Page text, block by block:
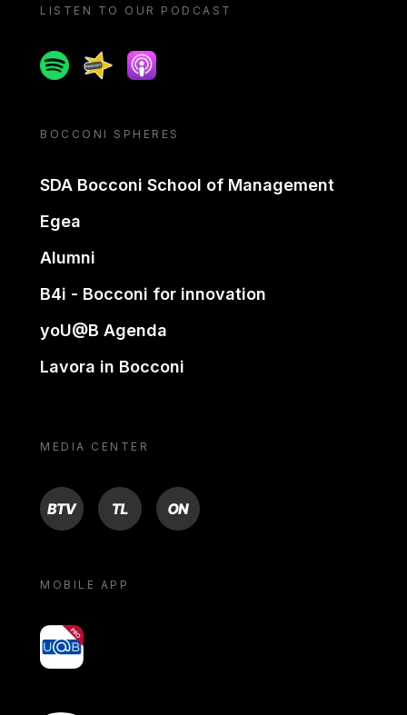
LISTEN TO OUR PODCAST
SpotifySpreakerApple podcast
BOCCONI SPHERES
SDA Bocconi School of Management
Egea
Alumni
B4i - Bocconi for innovation
yoU@B Agenda
Lavora in Bocconi
MEDIA CENTER
BTV TL ON
MOBILE APP
yoU@B